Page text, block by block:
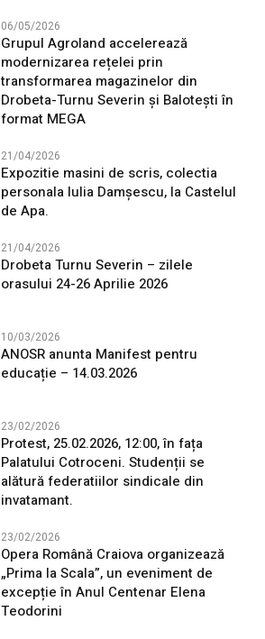
06/05/2026
Grupul Agroland accelerează
modernizarea rețelei prin
transformarea magazinelor din
Drobeta-Turnu Severin și Balotești în
format MEGA
21/04/2026
Expozitie masini de scris, colectia
personala Iulia Damșescu, la Castelul
de Apa.
21/04/2026
Drobeta Turnu Severin – zilele
orasului 24-26 Aprilie 2026
10/03/2026
ANOSR anunta Manifest pentru
educație – 14.03.2026
23/02/2026
Protest, 25.02.2026, 12:00, în fața
Palatului Cotroceni. Studenții se
alătură federatiilor sindicale din
invatamant.
23/02/2026
Opera Română Craiova organizează
„Prima la Scala”, un eveniment de
excepție în Anul Centenar Elena
Teodorini